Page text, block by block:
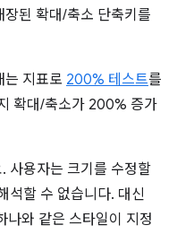
된 확대/축소 단축키를
는 지표로 200% 테스트를
확대/축소가 200% 증가
사용자는 크기를 수정할
석할 수 없습니다. 대신
나와 같은 스타일이 지정